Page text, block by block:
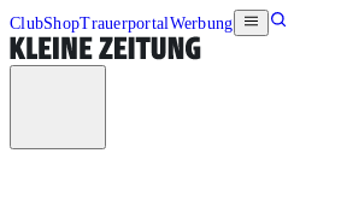
ClubShopTrauerportalWerbung